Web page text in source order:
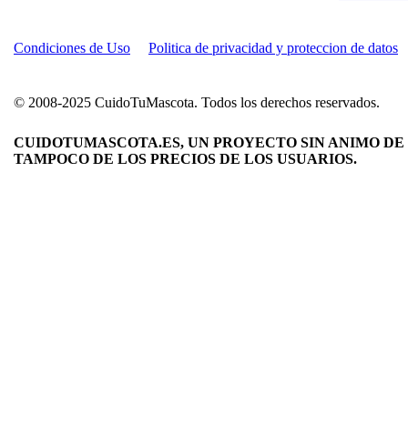
Condiciones de Uso Politica de privacidad y proteccion de datos
© 2008-2025 CuidoTuMascota. Todos los derechos reservados.
CUIDOTUMASCOTA.ES, UN PROYECTO SIN ANIMO
TAMPOCO DE LOS PRECIOS DE LOS USUARIOS.